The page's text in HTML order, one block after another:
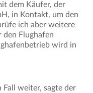
dem Käufer, der
in Kontakt, um den
ich aber weitere
den Flughafen
wird in
Fall weiter, sagte der